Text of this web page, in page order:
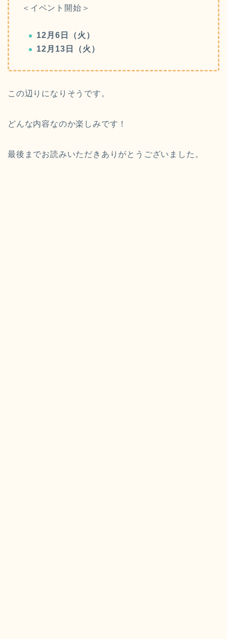
＜イベント開始＞
12月6日（火）
12月13日（火）
この辺りになりそうです。
どんな内容なのか楽しみです！
最後までお読みいただきありがとうございました。